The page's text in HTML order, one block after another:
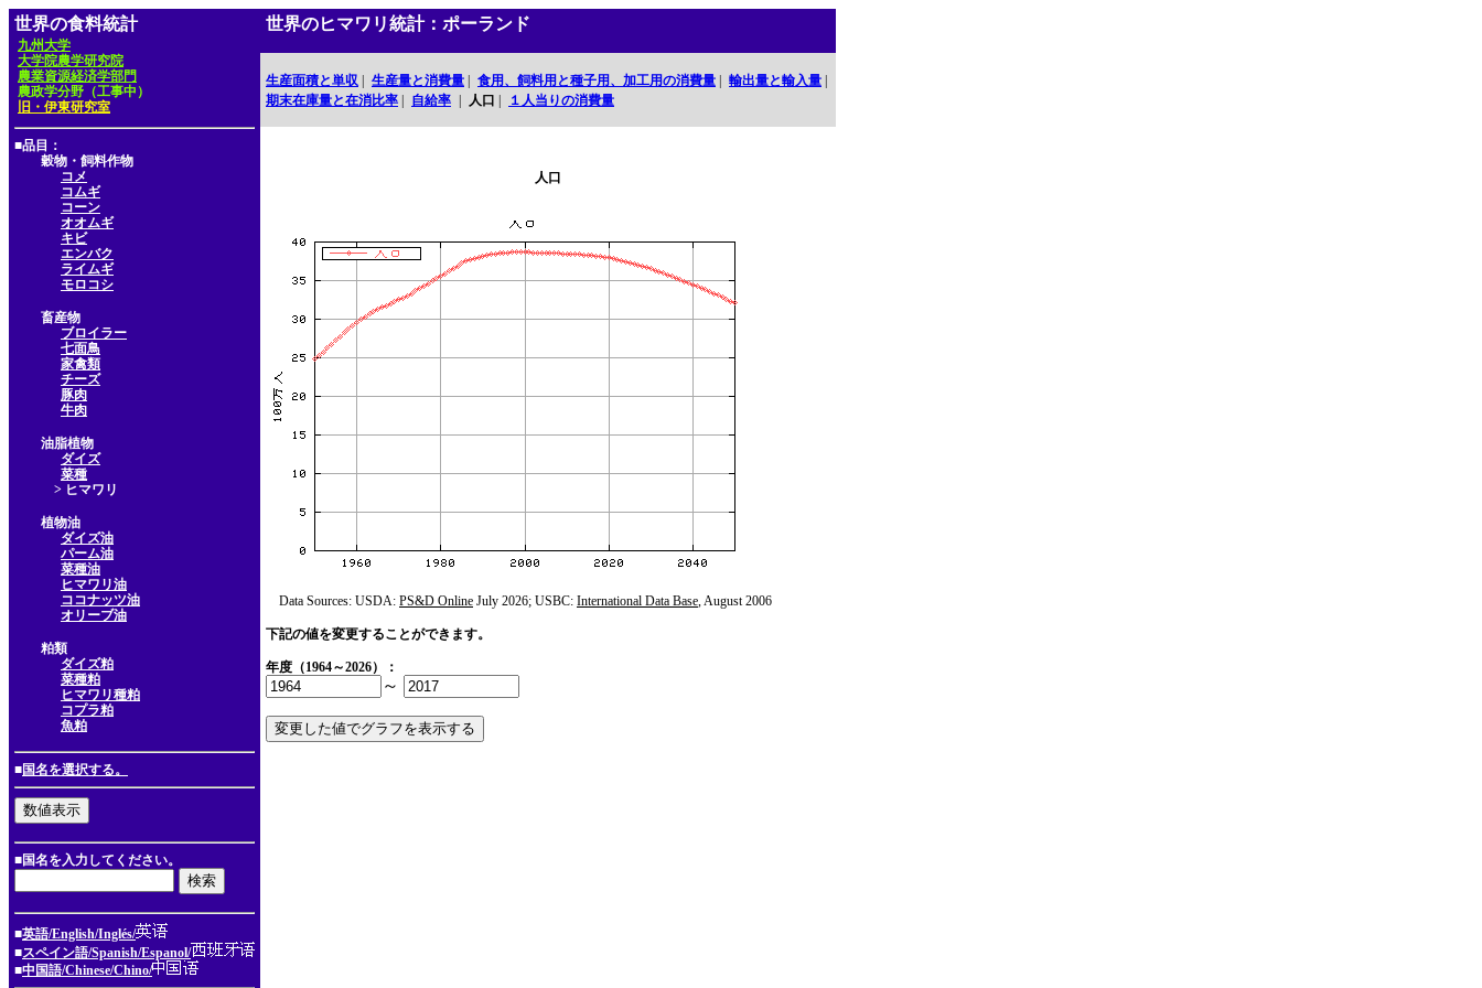
世界の食料統計
九州大学
大学院農学研究院
農業資源経済学部門
農政学分野（工事中）
旧・伊東研究室
■品目：
穀物・飼料作物
コメ
コムギ
コーン
オオムギ
キビ
エンバク
ライムギ
モロコシ
畜産物
ブロイラー
七面鳥
家禽類
チーズ
豚肉
牛肉
油脂植物
ダイズ
菜種
> ヒマワリ
植物油
ダイズ油
パーム油
菜種油
ヒマワリ油
ココナッツ油
オリーブ油
粕類
ダイズ粕
菜種粕
ヒマワリ種粕
コプラ粕
魚粕
■国名を選択する。
■国名を入力してください。
■英語/English/Inglés/
■スペイン語/Spanish/Espanol/
■中国語/Chinese/Chino/
世界のヒマワリ統計：ポーランド
生産面積と単収 生産量と消費量 食用、飼料用と種子用、加工用の消費量 輸出量と輸入量
期末在庫量と在消比率
自給率 人口 １人当りの消費量
人口
Data Sources: USDA: PS&D Online July 2026; USBC: International Data Base, August 2006
下記の値を変更することができます。
年度（1964～2026）：
～